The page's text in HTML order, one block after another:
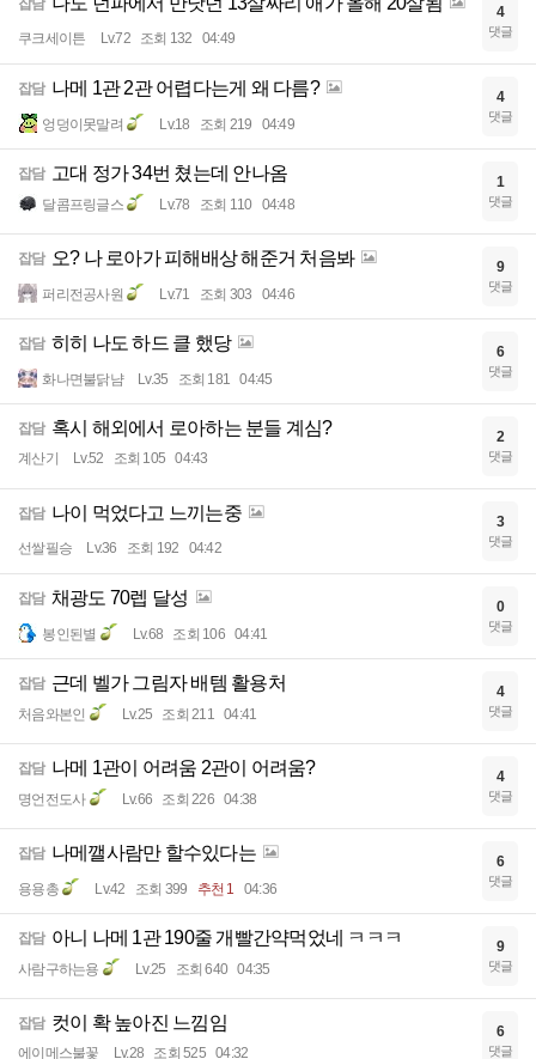
잡담
쿠크세이튼 Lv.72 조회 132 04:49
4
댓글
잡담 나메 1관 2관 어렵다는게 왜 다름?
엉덩이못말려 Lv.18 조회 219 04:49
4
댓글
잡담 고대 정가 34번 쳤는데 안나옴
달콤프링글스 Lv.78 조회 110 04:48
1
댓글
잡담 오? 나 로아가 피해배상 해준거 처음봐
퍼리전공사원 Lv.71 조회 303 04:46
9
댓글
잡담 히히 나도 하드 클 했당
화나면불닭냠 Lv.35 조회 181 04:45
6
댓글
잡담 혹시 해외에서 로아하는 분들 계심?
계산기 Lv.52 조회 105 04:43
2
댓글
잡담 나이 먹었다고 느끼는중
선쌀필승 Lv.36 조회 192 04:42
3
댓글
잡담 채광도 70렙 달성
봉인된별 Lv.68 조회 106 04:41
0
댓글
잡담 근데 벨가 그림자 배템 활용처
처음와본인 Lv.25 조회 211 04:41
4
댓글
잡담 나메 1관이 어려움 2관이 어려움?
명언전도사 Lv.66 조회 226 04:38
4
댓글
잡담 나메깰사람만 할수있다는
용용총 Lv.42 조회 399 추천 1 04:36
6
댓글
잡담 아니 나메 1관 190줄 개빨간약먹었네 ㅋㅋㅋ
사람구하는용 Lv.25 조회 640 04:35
9
댓글
잡담 컷이 확 높아진 느낌임
에이메스불꽃 Lv.28 조회 525 04:32
6
댓글